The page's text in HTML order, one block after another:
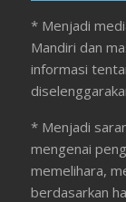
* Menjadi
Mandiri dan
informasi
* Menjadi
mengenai
memelihara,
berdasarkan